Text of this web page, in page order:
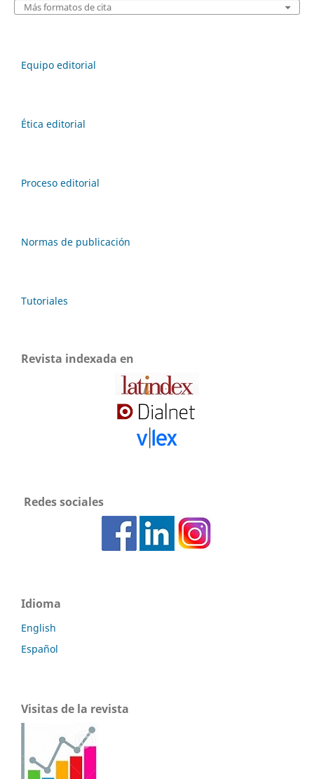
Más formatos de cita
Equipo editorial
Ética editorial
Proceso editorial
Normas de publicación
Tutoriales
Revista indexada en
Redes sociales
Idioma
English
Español
Visitas de la revista